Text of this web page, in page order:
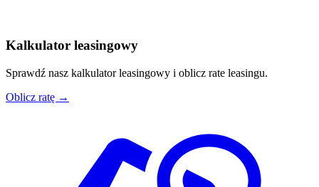
Kalkulator leasingowy
Sprawdź nasz kalkulator leasingowy i oblicz rate leasingu.
Oblicz ratę →